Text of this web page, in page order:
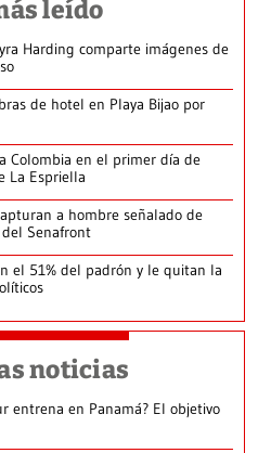
leído
Harding comparte imágenes de
de hotel en Playa Bijao por
Colombia en el primer día de
La Espriella
a hombre señalado de
Senafront
el 51% del padrón y le quitan la
noticias
entrena en Panamá? El objetivo